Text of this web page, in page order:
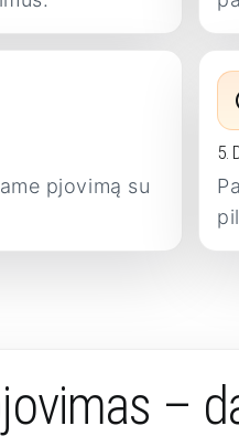
pjovimą su
5.
–